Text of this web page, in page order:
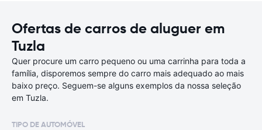
Ofertas de carros de aluguer em
Tuzla
Quer procure um carro pequeno ou uma carrinha para toda a
família, disporemos sempre do carro mais adequado ao mais
baixo preço. Seguem-se alguns exemplos da nossa seleção
em Tuzla.
TIPO DE AUTOMÓVEL